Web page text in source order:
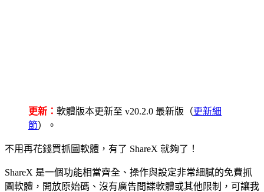
更新： 軟體版本更新至 v20.2.0 最新版（更新細
節）。
不用再花錢買抓圖軟體，有了 ShareX 就夠了！
ShareX 是一個功能相當齊全、操作與設定非常細膩的免費抓
圖軟體，開放原始碼、沒有廣告間諜軟體或其他限制，可讓我